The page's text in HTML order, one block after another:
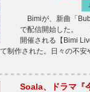
Bimiが、新曲「
で配信開始した。
開催される【Bimi
制作された。日々の不
Soala、ドラマ『